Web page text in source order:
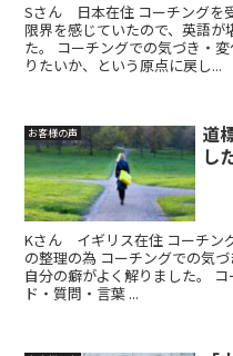
Sさん 日本在住 コーチングを
限界を感じていたので、英語
た。 コーチングでの気づき・
りたいか、という原点に戻し...
お客様の声
道
し
Kさん イギリス在住 コーチン
の整理の為 コーチングでの気
自分の癖がよく解りました。
ド・質問・言葉 ...